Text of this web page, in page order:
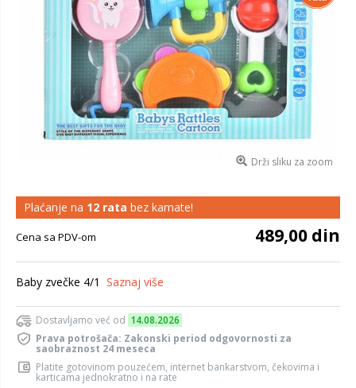
Drži sliku za zoom
Plaćanje na 12 rata bez kamate!
Cena sa PDV-om 489,00 din
Baby zvečke 4/1 Saznaj više
Dostavljamo već od 14.08.2026
Prava potrošača: Zakonski period odgovornosti za
saobraznost 24 meseca
Platite gotovinom pouzećem, internet bankarstvom, čekovima i
karticama jednokratno i na rate